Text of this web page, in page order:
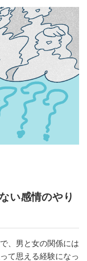
い感情のやり
、男と女の関係には
て思える経験になっ